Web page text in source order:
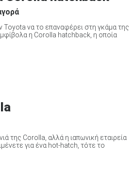
να το επαναφέρει στη γκάμα της
η Corolla hatchback, η οποία
της Corolla, αλλά η ιαπωνική εταιρεία
για ένα hot-hatch, τότε το